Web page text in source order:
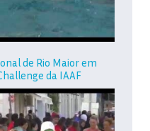
de Rio Maior em
da IAAF